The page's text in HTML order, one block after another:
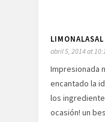
LIMONALASAL
abril 5, 2014 at
Impresionada
encantado la
los
ocasión! un